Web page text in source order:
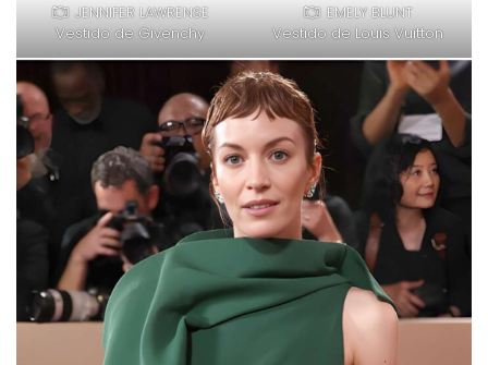
JENNIFER LAWRENSE
Vestido de Givenchy
EMELY BLUNT
Vestido de Louis Vuitton